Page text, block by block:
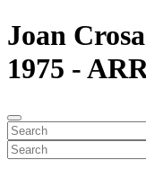
Joan
1975 -